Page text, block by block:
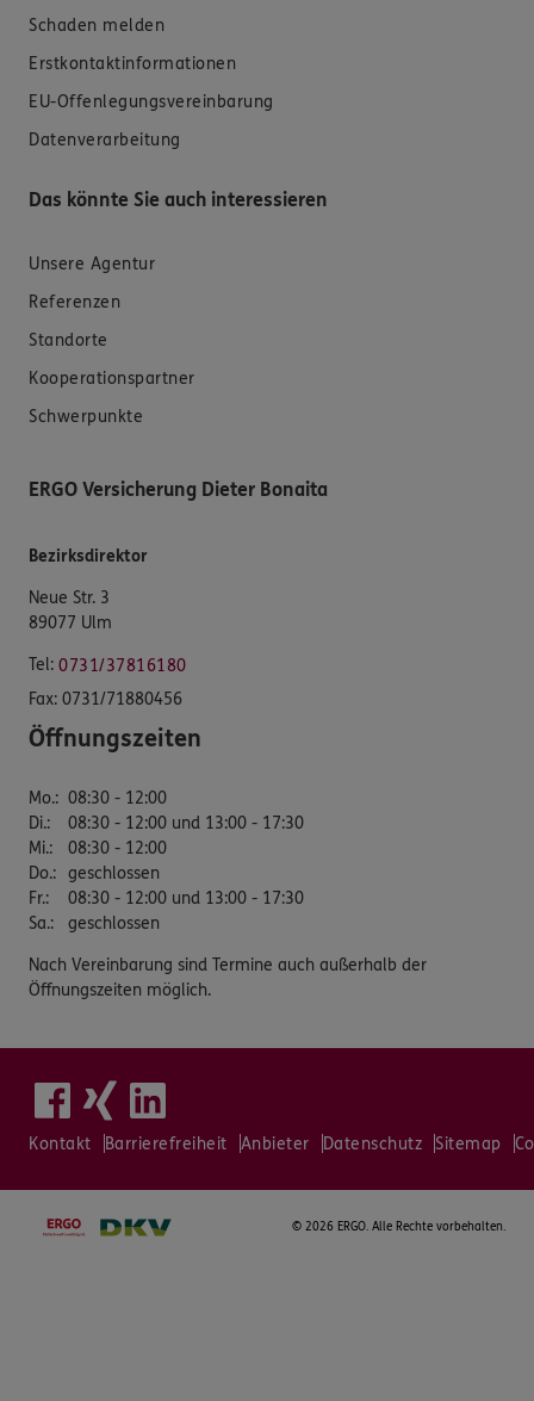
Schaden melden
Erstkontaktinformationen
EU-Offenlegungsvereinbarung
Datenverarbeitung
Das könnte Sie auch interessieren
Unsere Agentur
Referenzen
Standorte
Kooperationspartner
Schwerpunkte
ERGO Versicherung Dieter Bonaita
Bezirksdirektor
Neue Str. 3
89077 Ulm
Tel: 0731/37816180
Fax: 0731/71880456
Öffnungszeiten
Mo.: 08:30 - 12:00
Di.:
08:30 - 12:00 und 13:00 - 17:30
Mi.:
08:30 - 12:00
Do.: geschlossen
Fr.:
08:30 - 12:00 und 13:00 - 17:30
Sa.: geschlossen
Nach Vereinbarung sind Termine auch außerhalb der
Öffnungszeiten möglich.
Kontakt Barrierefreiheit Anbieter Datenschutz Sitemap
© 2026 ERGO. Alle Rechte vorbehalten.